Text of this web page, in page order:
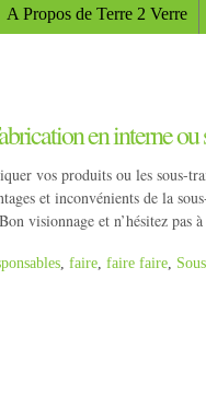
A Propos de Terre 2 Verre
en interne ou
vos produits ou les sous-
et inconvénients de la
visionnage et n’hésitez pas
faire faire faire